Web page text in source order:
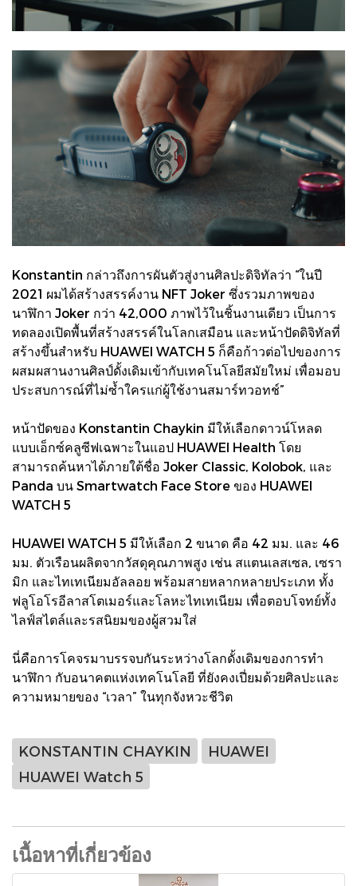
Konstantin กล่าวถึงการผันตัวสู่งานศิลปะดิจิทัลว่า “ในปี
2021 ผมได้สร้างสรรค์งาน NFT Joker ซึ่งรวมภาพของ
นาฬิกา Joker กว่า 42,000 ภาพไว้ในชิ้นงานเดียว เป็นการ
ทดลองเปิดพื้นที่สร้างสรรค์ในโลกเสมือน และหน้าปัดดิจิทัลที่
สร้างขึ้นสำหรับ HUAWEI WATCH 5 ก็คือก้าวต่อไปของการ
ผสมผสานงานศิลป์ดั้งเดิมเข้ากับเทคโนโลยีสมัยใหม่ เพื่อมอบ
ประสบการณ์ที่ไม่ซ้ำใครแก่ผู้ใช้งานสมาร์ทวอทช์”
หน้าปัดของ Konstantin Chaykin มีให้เลือกดาวน์โหลด
แบบเอ็กซ์คลูซีฟเฉพาะในแอป HUAWEI Health โดย
สามารถค้นหาได้ภายใต้ชื่อ Joker Classic, Kolobok, และ
Panda บน Smartwatch Face Store ของ HUAWEI
WATCH 5
HUAWEI WATCH 5 มีให้เลือก 2 ขนาด คือ 42 มม. และ 46
มม. ตัวเรือนผลิตจากวัสดุคุณภาพสูง เช่น สแตนเลสเซล, เซรา
มิก และไทเทเนียมอัลลอย พร้อมสายหลากหลายประเภท ทั้ง
ฟลูโอโรอีลาสโตเมอร์และโลหะไทเทเนียม เพื่อตอบโจทย์ทั้ง
ไลฟ์สไตล์และรสนิยมของผู้สวมใส่
นี่คือการโคจรมาบรรจบกันระหว่างโลกดั้งเดิมของการทำ
นาฬิกา กับอนาคตแห่งเทคโนโลยี ที่ยังคงเปี่ยมด้วยศิลปะและ
ความหมายของ “เวลา” ในทุกจังหวะชีวิต
KONSTANTIN CHAYKIN
HUAWEI
HUAWEI Watch 5
เนื้อหาที่เกี่ยวข้อง